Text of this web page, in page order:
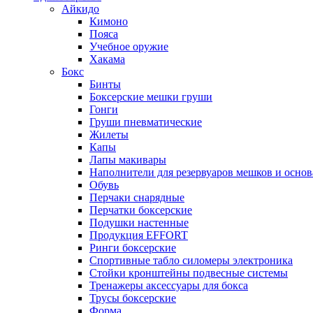
Айкидо
Кимоно
Пояса
Учебное оружие
Хакама
Бокс
Бинты
Боксерские мешки груши
Гонги
Груши пневматические
Жилеты
Капы
Лапы макивары
Наполнители для резервуаров мешков и
Обувь
Перчаки снарядные
Перчатки боксерские
Подушки настенные
Продукция EFFORT
Ринги боксерские
Спортивные табло силомеры электроника
Стойки кронштейны подвесные системы
Тренажеры аксессуары для бокса
Трусы боксерские
Форма